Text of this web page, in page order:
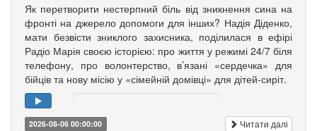
Як перетворити нестерпний біль від зникнення сина на
фронті на джерело допомоги для інших? Надія Діденко,
мати безвісти зниклого захисника, поділилася в ефірі
Радіо Марія своєю історією: про життя у режимі 24/7 біля
телефону, про волонтерство, в’язані «сердечка» для
бійців та нову місію у «сімейній домівці» для дітей-сиріт.
2026-08-06 00:00:00 Читати далі